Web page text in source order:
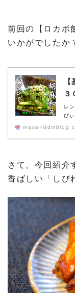
前回の【ロカボ
いかがでしたか
３
レ
ぴ
masa-
さて、今回紹介
香ばしい「しび